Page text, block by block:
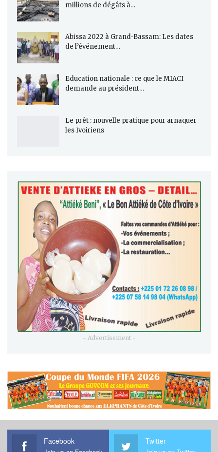
millions de dégâts à…
Abissa 2022 à Grand-Bassam: Les dates
de l’événement…
Education nationale : ce que le MIACI
demande au président…
Le prêt : nouvelle pratique pour arnaquer
les Ivoiriens
- Advertisement -
Facebook Twitter